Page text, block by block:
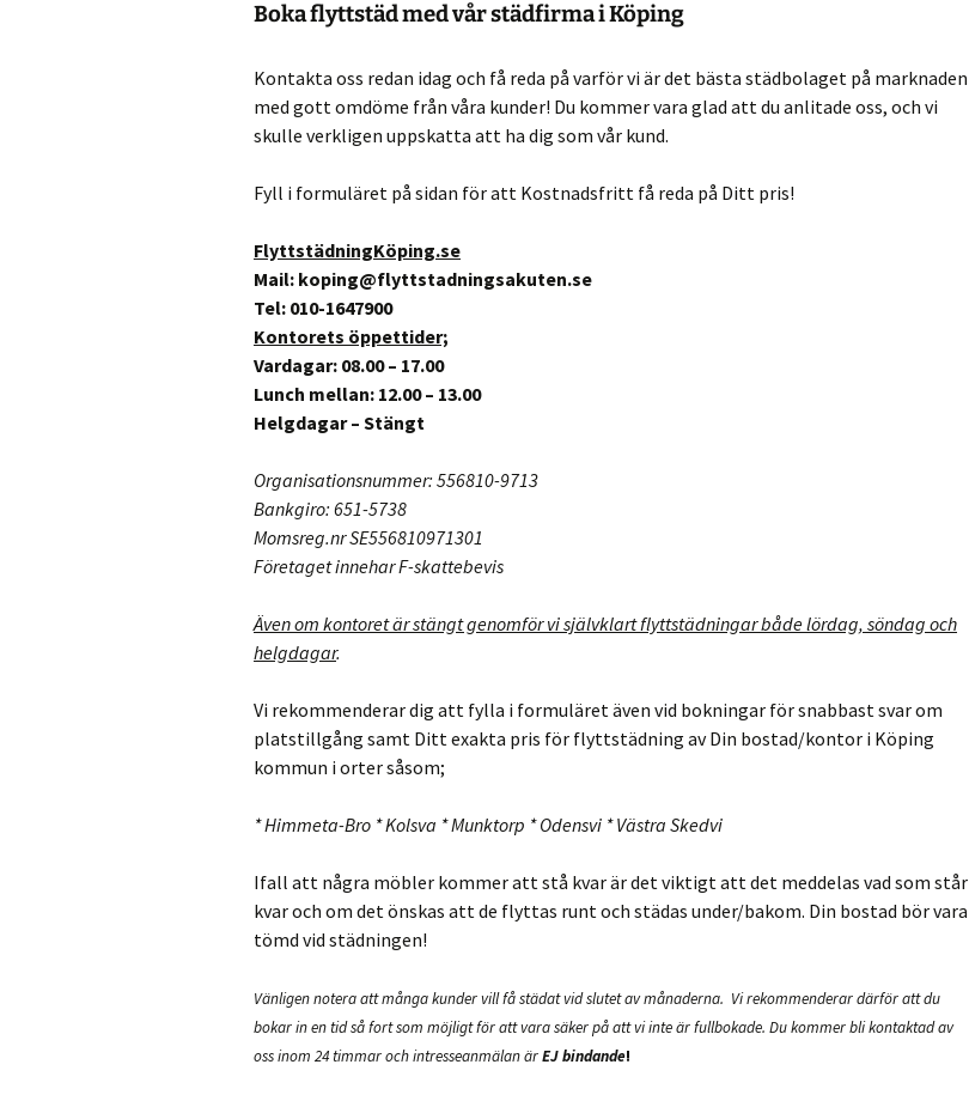
Boka flyttstäd med vårstädfirma i Köping
Kontakta oss redan idag och få reda på varför vi är det bästa städbolaget på marknaden
med gott omdöme från våra kunder! Du kommer vara glad att du anlitade oss, och vi
skulle verkligen uppskatta att ha dig som vår kund.
Fyll i formuläret på sidan för att Kostnadsfritt få reda på Ditt pris!
FlyttstädningKöping.se
Mail: koping@flyttstadningsakuten.se
Tel: 010-1647900
Kontorets öppettider;
Vardagar: 08.00 – 17.00
Lunch mellan: 12.00 – 13.00
Helgdagar – Stängt
Organisationsnummer: 556810-9713
Bankgiro: 651-5738
Momsreg.nr SE556810971301
Företaget innehar F-skattebevis
Även om kontoret är stängt genomför vi självklart flyttstädningar både lördag, söndag och
helgdagar.
Vi rekommenderar dig att fylla i formuläret även vid bokningar för snabbast svar om
platstillgång samt Ditt exakta pris för flyttstädning av Din bostad/kontor i Köping
kommun i orter såsom;
* Himmeta-Bro * Kolsva * Munktorp * Odensvi * Västra Skedvi
Ifall att några möbler kommer att stå kvar är det viktigt att det meddelas vad som står
kvar och om det önskas att de flyttas runt och städas under/bakom. Din bostad bör vara
tömd vid städningen!
Vänligen notera att många kunder vill få städat vid slutet av månaderna. Vi rekommenderar därför att du
bokar in en tid så fort som möjligt för att vara säker på att vi inte är fullbokade. Du kommer bli kontaktad av
ossinom 24 timmar och intresseanmälan ärEJ bindande!